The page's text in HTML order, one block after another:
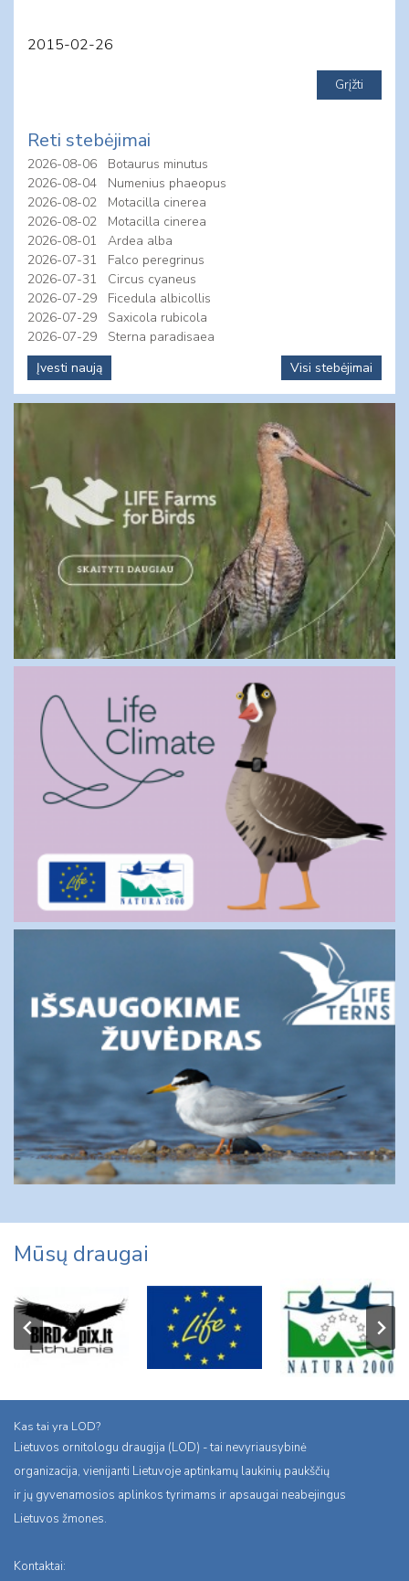
2015-02-26
Reti stebėjimai
2026-08-06
Botaurus minutus
2026-08-04
Numenius phaeopus
2026-08-02
Motacilla cinerea
2026-08-02
Motacilla cinerea
2026-08-01
Ardea alba
2026-07-31
Falco peregrinus
2026-07-31
Circus cyaneus
2026-07-29
Ficedula albicollis
2026-07-29
Saxicola rubicola
2026-07-29
Sterna paradisaea
Įvesti naują
Visi stebėjimai
Mūsų draugai
Kas tai yra LOD?
Lietuvos ornitologu draugija (LOD) - tai nevyriausybinė
organizacija, vienijanti Lietuvoje aptinkamų laukinių paukščių
ir jų gyvenamosios aplinkos tyrimams ir apsaugai neabejingus
Lietuvos žmones.
Kontaktai: